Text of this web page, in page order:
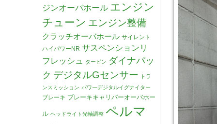
ジンオーバホール エンジン
チューン エンジン整備
クラッチオーバホール サイレント
ハイパワーNR サスペンションリ
フレッシュ
タービン ダイナパッ
ク デジタルGセンサー
トラ
ンスミッション パワーデジタルイグナイター
ブレーキ ブレーキキャリパーオーバホー
ル ヘッドライト光軸調整 ペルマ